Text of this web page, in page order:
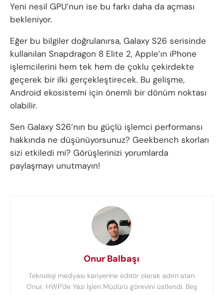
Yeni nesil GPU’nun ise bu farkı daha da açması
bekleniyor.
Eğer bu bilgiler doğrulanırsa, Galaxy S26 serisinde
kullanılan Snapdragon 8 Elite 2, Apple’ın iPhone
işlemcilerini hem tek hem de çoklu çekirdekte
geçerek bir ilki gerçekleştirecek. Bu gelişme,
Android ekosistemi için önemli bir dönüm noktası
olabilir.
Sen Galaxy S26’nın bu güçlü işlemci performansı
hakkında ne düşünüyorsunuz? Geekbench skorları
sizi etkiledi mi? Görüşlerinizi yorumlarda
paylaşmayı unutmayın!
Onur Balbaşı
Teknoloji medyası kariyerine editör olarak adım atan
Onur, HWP'de Yazı İşleri Müdürü görevini üstlendi. Beş